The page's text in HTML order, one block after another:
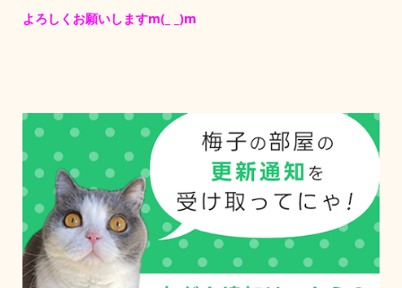
よろしくお願いしますm(_ _)m